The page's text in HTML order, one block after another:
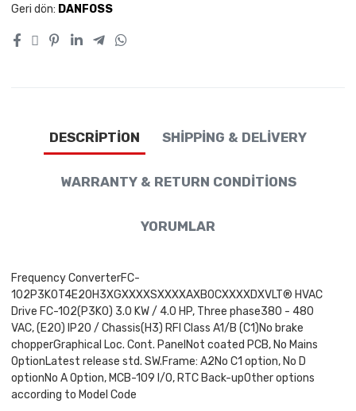
Geri dön: DANFOSS
DESCRIPTION SHIPPING & DELIVERY
WARRANTY & RETURN CONDITIONS
YORUMLAR
Frequency ConverterFC-
102P3K0T4E20H3XGXXXXSXXXXAXB0CXXXXDXVLT® HVAC
Drive FC-102(P3K0) 3.0 KW / 4.0 HP, Three phase380 - 480
VAC, (E20) IP20 / Chassis(H3) RFI Class A1/B (C1)No brake
chopperGraphical Loc. Cont. PanelNot coated PCB, No Mains
OptionLatest release std. SW.Frame: A2No C1 option, No D
optionNo A Option, MCB-109 I/O, RTC Back-upOther options
according to Model Code